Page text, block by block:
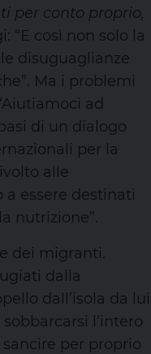
per conto proprio,
“E così non solo la
disuguaglianze
Ma i problemi
ad
di un dialogo
per la
alle
essere destinati
nutrizione”.
dei migranti.
dalla
dall’isola da lui
l’intero
per proprio